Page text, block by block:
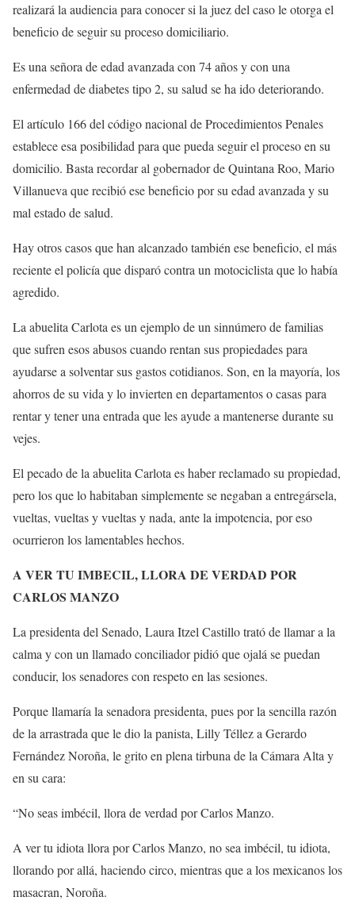
realizará la audiencia para conocer si la juez del caso le otorga el
beneficio de seguir su proceso domiciliario.
Es una señora de edad avanzada con 74 años y con una
enfermedad de diabetes tipo 2, su salud se ha ido deteriorando.
El artículo 166 del código nacional de Procedimientos Penales
establece esa posibilidad para que pueda seguir el proceso en su
domicilio. Basta recordar al gobernador de Quintana Roo, Mario
Villanueva que recibió ese beneficio por su edad avanzada y su
mal estado de salud.
Hay otros casos que han alcanzado también ese beneficio, el más
reciente el policía que disparó contra un motociclista que lo había
agredido.
La abuelita Carlota es un ejemplo de un sinnúmero de familias
que sufren esos abusos cuando rentan sus propiedades para
ayudarse a solventar sus gastos cotidianos. Son, en la mayoría, los
ahorros de su vida y lo invierten en departamentos o casas para
rentar y tener una entrada que les ayude a mantenerse durante su
vejes.
El pecado de la abuelita Carlota es haber reclamado su propiedad,
pero los que lo habitaban simplemente se negaban a entregársela,
vueltas, vueltas y vueltas y nada, ante la impotencia, por eso
ocurrieron los lamentables hechos.
A VER TU IMBECIL, LLORA DE VERDAD POR
CARLOS MANZO
La presidenta del Senado, Laura Itzel Castillo trató de llamar a la
calma y con un llamado conciliador pidió que ojalá se puedan
conducir, los senadores con respeto en las sesiones.
Porque llamaría la senadora presidenta, pues por la sencilla razón
de la arrastrada que le dio la panista, Lilly Téllez a Gerardo
Fernández Noroña, le grito en plena tirbuna de la Cámara Alta y
en su cara:
“No seas imbécil, llora de verdad por Carlos Manzo.
A ver tu idiota llora por Carlos Manzo, no sea imbécil, tu idiota,
llorando por allá, haciendo circo, mientras que a los mexicanos los
masacran, Noroña.